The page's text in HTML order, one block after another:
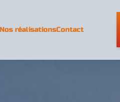
Nos réalisationsContact